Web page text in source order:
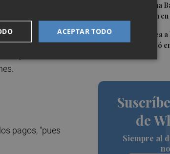
Chicas del Molina
Javier participan
5Alcaraz se acerca
un título que pasó
de
Siempre al
de las CCAA y
deja de tratarse
pagos, "pues
ACEPTAR TODO